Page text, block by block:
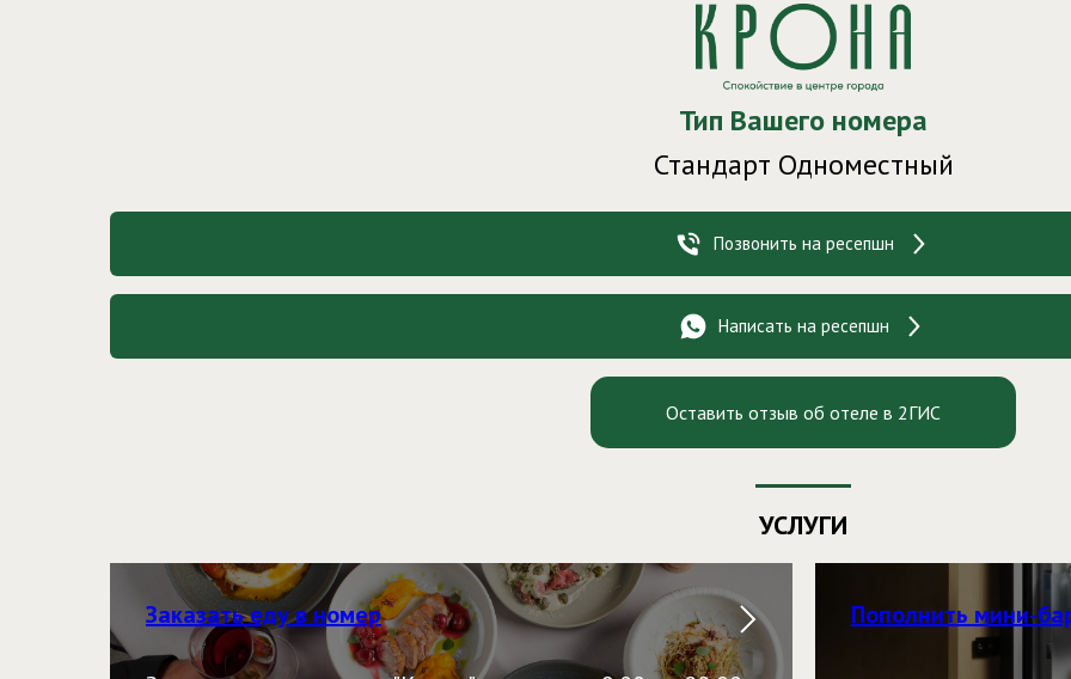
Здравствуйте!
Ваш номер- 255
Тип Вашего номера
Стандарт Одноместный
Позвонить на ресепшн
Написать на ресепшн
Оставить отзыв об отеле в 2ГИС
УСЛУГИ
Заказать еду в номер Пополнить мини-